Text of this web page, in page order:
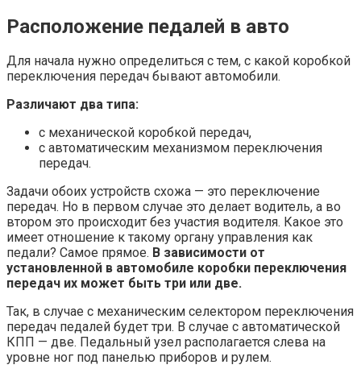
Расположение педалей в авто
Для начала нужно определиться с тем, с какой коробкой
переключения передач бывают автомобили.
Различают два типа:
с механической коробкой передач,
с автоматическим механизмом переключения
передач.
Задачи обоих устройств схожа — это переключение
передач. Но в первом случае это делает водитель, а во
втором это происходит без участия водителя. Какое это
имеет отношение к такому органу управления как
педали? Самое прямое. В зависимости от
установленной в автомобиле коробки переключения
передач их может быть три или две.
Так, в случае с механическим селектором переключения
передач педалей будет три. В случае с автоматической
КПП — две. Педальный узел располагается слева на
уровне ног под панелью приборов и рулем.